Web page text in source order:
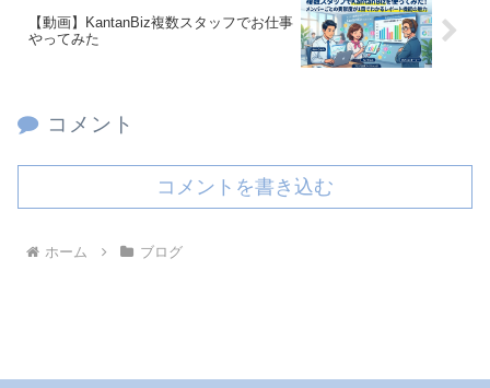
【動画】KantanBiz複数スタッフでお仕事
やってみた
コメント
コメントを書き込む
ホーム ブログ